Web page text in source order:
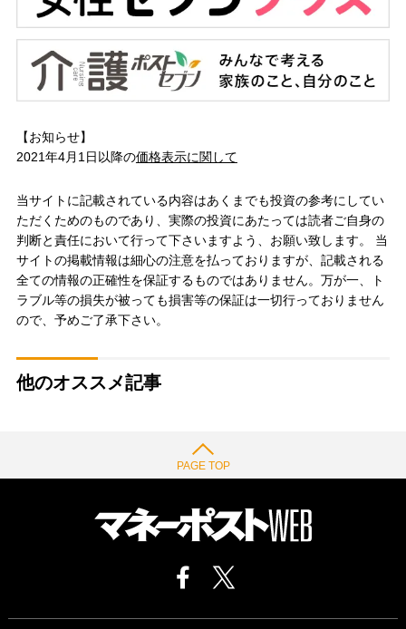
【お知らせ】
2021年4月1日以降の価格表示に関して
当サイトに記載されている内容はあくまでも投資の参考にしてい
ただくためのものであり、実際の投資にあたっては読者ご自身の
判断と責任において行って下さいますよう、お願い致します。 当
サイトの掲載情報は細心の注意を払っておりますが、記載される
全ての情報の正確性を保証するものではありません。万が一、ト
ラブル等の損失が被っても損害等の保証は一切行っておりません
ので、予めご了承下さい。
他のオススメ記事
PAGE TOP